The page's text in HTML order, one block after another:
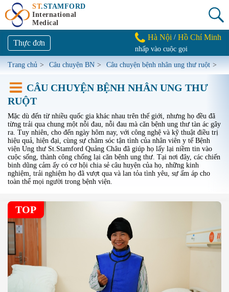
ST.STAMFORD
International
Medical
Thực đơn
Hà Nội / Hồ Chí Minh
nhấp vào cuộc gọi
Trang chủ > Câu chuyện BN > Câu chuyện bệnh nhân ung thư ruột >
CÂU CHUYỆN BỆNH NHÂN UNG THƯ
RUỘT
Mặc dù đến từ nhiều quốc gia khác nhau trên thế giới, nhưng họ đều đã
từng trải qua chung một nỗi đau, nỗi đau mà căn bệnh ung thư tàn ác gây
ra. Tuy nhiên, cho đến ngày hôm nay, với công nghệ và kỹ thuật điều trị
hiệu quả, hiện đại, cùng sự chăm sóc tận tình của nhân viên y tế Bệnh
viện Ung thư St.Stamford Quảng Châu đã giúp họ lấy lại niềm tin vào
cuộc sống, thành công chống lại căn bệnh ung thư. Tại nơi đây, các chiến
binh dũng cảm ấy có cơ hội chia sẻ câu huyện của họ, những kinh
nghiệm, trải nghiệm họ đã vượt qua và lan tỏa tình yêu, sự ấm áp cho
toàn thể mọi người trong bệnh viện.
TOP